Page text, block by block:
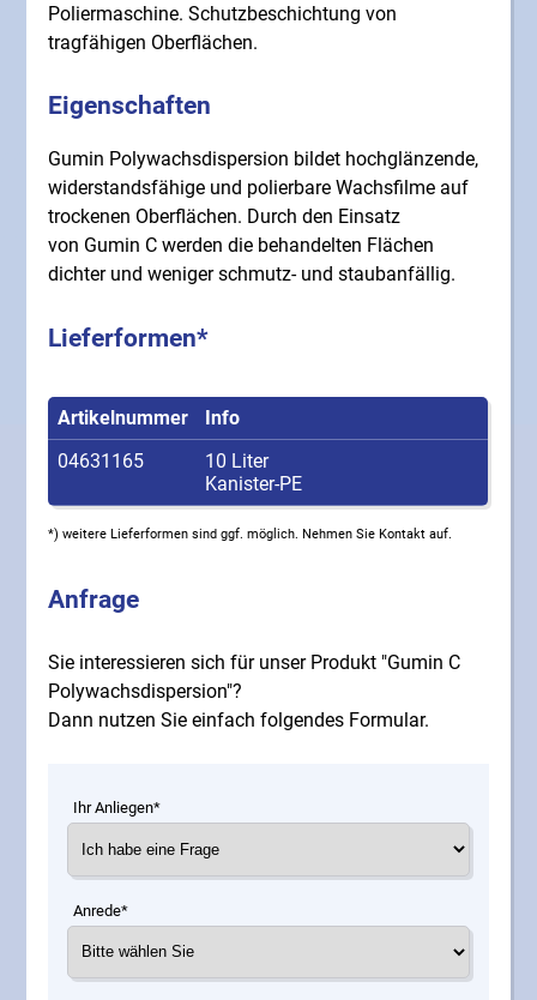
Poliermaschine. Schutzbeschichtung von
tragfähigen Oberflächen.
Eigenschaften
Gumin Polywachsdispersion bildet hochglänzende,
widerstandsfähige und polierbare Wachsfilme auf
trockenen Oberflächen. Durch den Einsatz
von Gumin C werden die behandelten Flächen
dichter und weniger schmutz- und staubanfällig.
Lieferformen*
Artikelnummer
Info
04631165
10 Liter
Kanister-PE
*) weitere Lieferformen sind ggf. möglich. Nehmen Sie Kontakt auf.
Anfrage
Sie interessieren sich für unser Produkt "Gumin C
Polywachsdispersion"?
Dann nutzen Sie einfach folgendes Formular.
Ihr Anliegen*
Anrede*